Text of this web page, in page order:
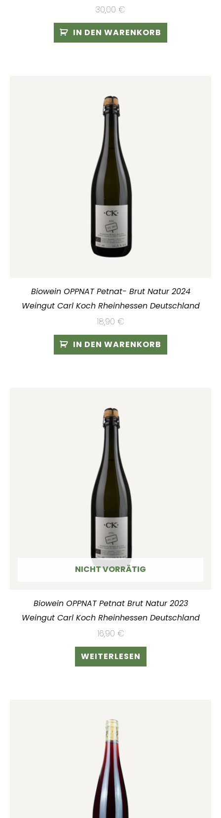
30,00 €
IN DEN WARENKORB
Biowein OPPNAT Petnat- Brut Natur 2024
Weingut Carl Koch Rheinhessen Deutschland
18,90 €
IN DEN WARENKORB
NICHT VORRÄTIG
Biowein OPPNAT Petnat Brut Natur 2023
Weingut Carl Koch Rheinhessen Deutschland
16,90 €
WEITERLESEN